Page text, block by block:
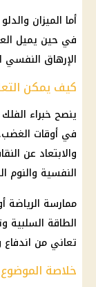
أما الميزان
في حين يميل
الإرهاق النفسي
كيف يمكن
ينصح خبراء
في أوقات
والابتعاد عن
النفسية والنوم
ممارسة
الطاقة السلبية
تعاني من
خلاصة الموضوع